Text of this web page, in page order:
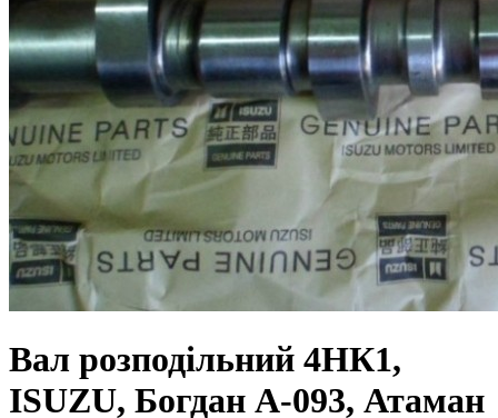
Вал розподільний 4HК1,
ISUZU, Богдан А-093, Атаман